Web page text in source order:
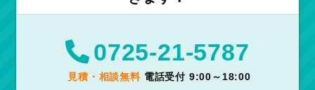
0725-21-5787
見積・相談無料 電話受付 9:00～18:00